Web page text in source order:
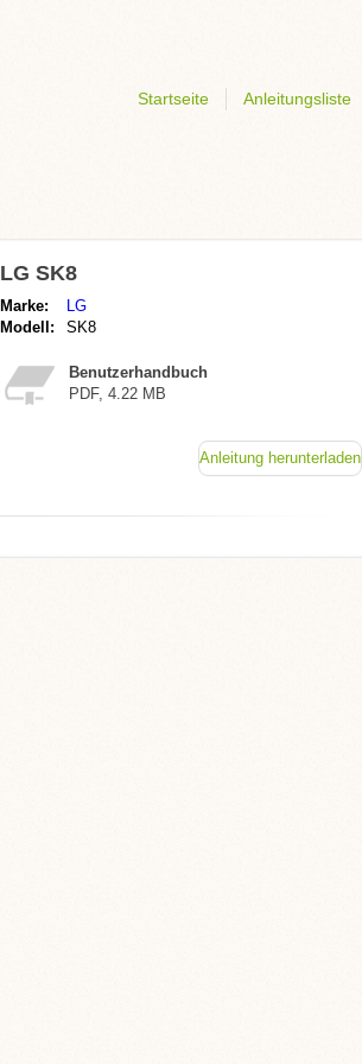
Startseite Anleitungsliste
LG SK8
Marke:
LG
Modell:
SK8
Benutzerhandbuch
PDF, 4.22 MB
Anleitung herunterladen